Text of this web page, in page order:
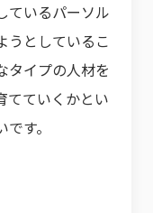
ているパーソル
うとしているこ
タイプの人材を
てていくかとい
す。